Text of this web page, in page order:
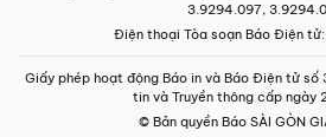
3.9294.097,
Điện thoại Tòa soạn Báo Điện tử
Giấy phép hoạt động Báo in và Báo Điện tử số
tin và Truyền thông cấp
© Bản quyền Báo SÀI GÒN